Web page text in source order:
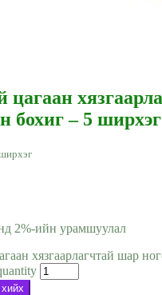
цагаан
бохиг – 5 ширхэг
2%-ийн урамшуулал
хязгаарлагчтай шар